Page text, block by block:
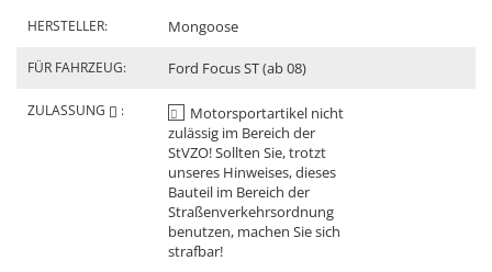
HERSTELLER: Mongoose
FÜR FAHRZEUG: Ford Focus ST (ab 08)
ZULASSUNG :
Motorsportartikel nicht
zulässig im Bereich der
StVZO! Sollten Sie, trotzt
unseres Hinweises, dieses
Bauteil im Bereich der
Straßenverkehrsordnung
benutzen, machen Sie sich
strafbar!